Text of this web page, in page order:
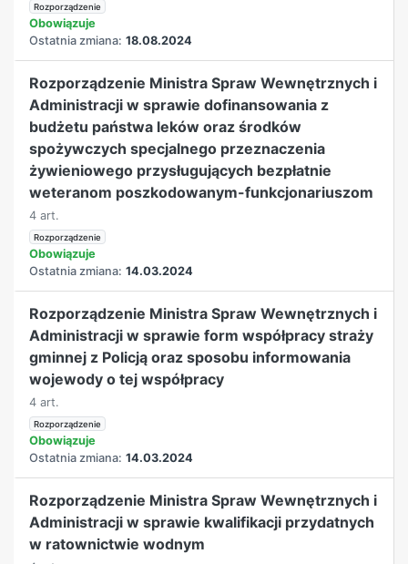
Rozporządzenie
Obowiązuje
Ostatnia zmiana: 18.08.2024
Rozporządzenie Ministra Spraw Wewnętrznych i
Administracji w sprawie dofinansowania z
budżetu państwa leków oraz środków
spożywczych specjalnego przeznaczenia
żywieniowego przysługujących bezpłatnie
weteranom poszkodowanym-funkcjonariuszom
4 art.
Rozporządzenie
Obowiązuje
Ostatnia zmiana: 14.03.2024
Rozporządzenie Ministra Spraw Wewnętrznych i
Administracji w sprawie form współpracy straży
gminnej z Policją oraz sposobu informowania
wojewody o tej współpracy
4 art.
Rozporządzenie
Obowiązuje
Ostatnia zmiana: 14.03.2024
Rozporządzenie Ministra Spraw Wewnętrznych i
Administracji w sprawie kwalifikacji przydatnych
w ratownictwie wodnym